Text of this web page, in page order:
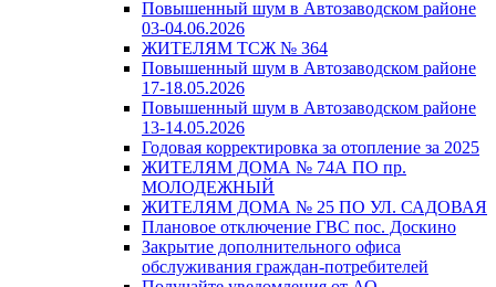
Повышенный шум в Автозаводском районе
03-04.06.2026
ЖИТЕЛЯМ ТСЖ № 364
Повышенный шум в Автозаводском районе
17-18.05.2026
Повышенный шум в Автозаводском районе
13-14.05.2026
Годовая корректировка за отопление за 2025
ЖИТЕЛЯМ ДОМА № 74А ПО пр.
МОЛОДЕЖНЫЙ
ЖИТЕЛЯМ ДОМА № 25 ПО УЛ. САДОВАЯ
Плановое отключение ГВС пос. Доскино
Закрытие дополнительного офиса
обслуживания граждан-потребителей